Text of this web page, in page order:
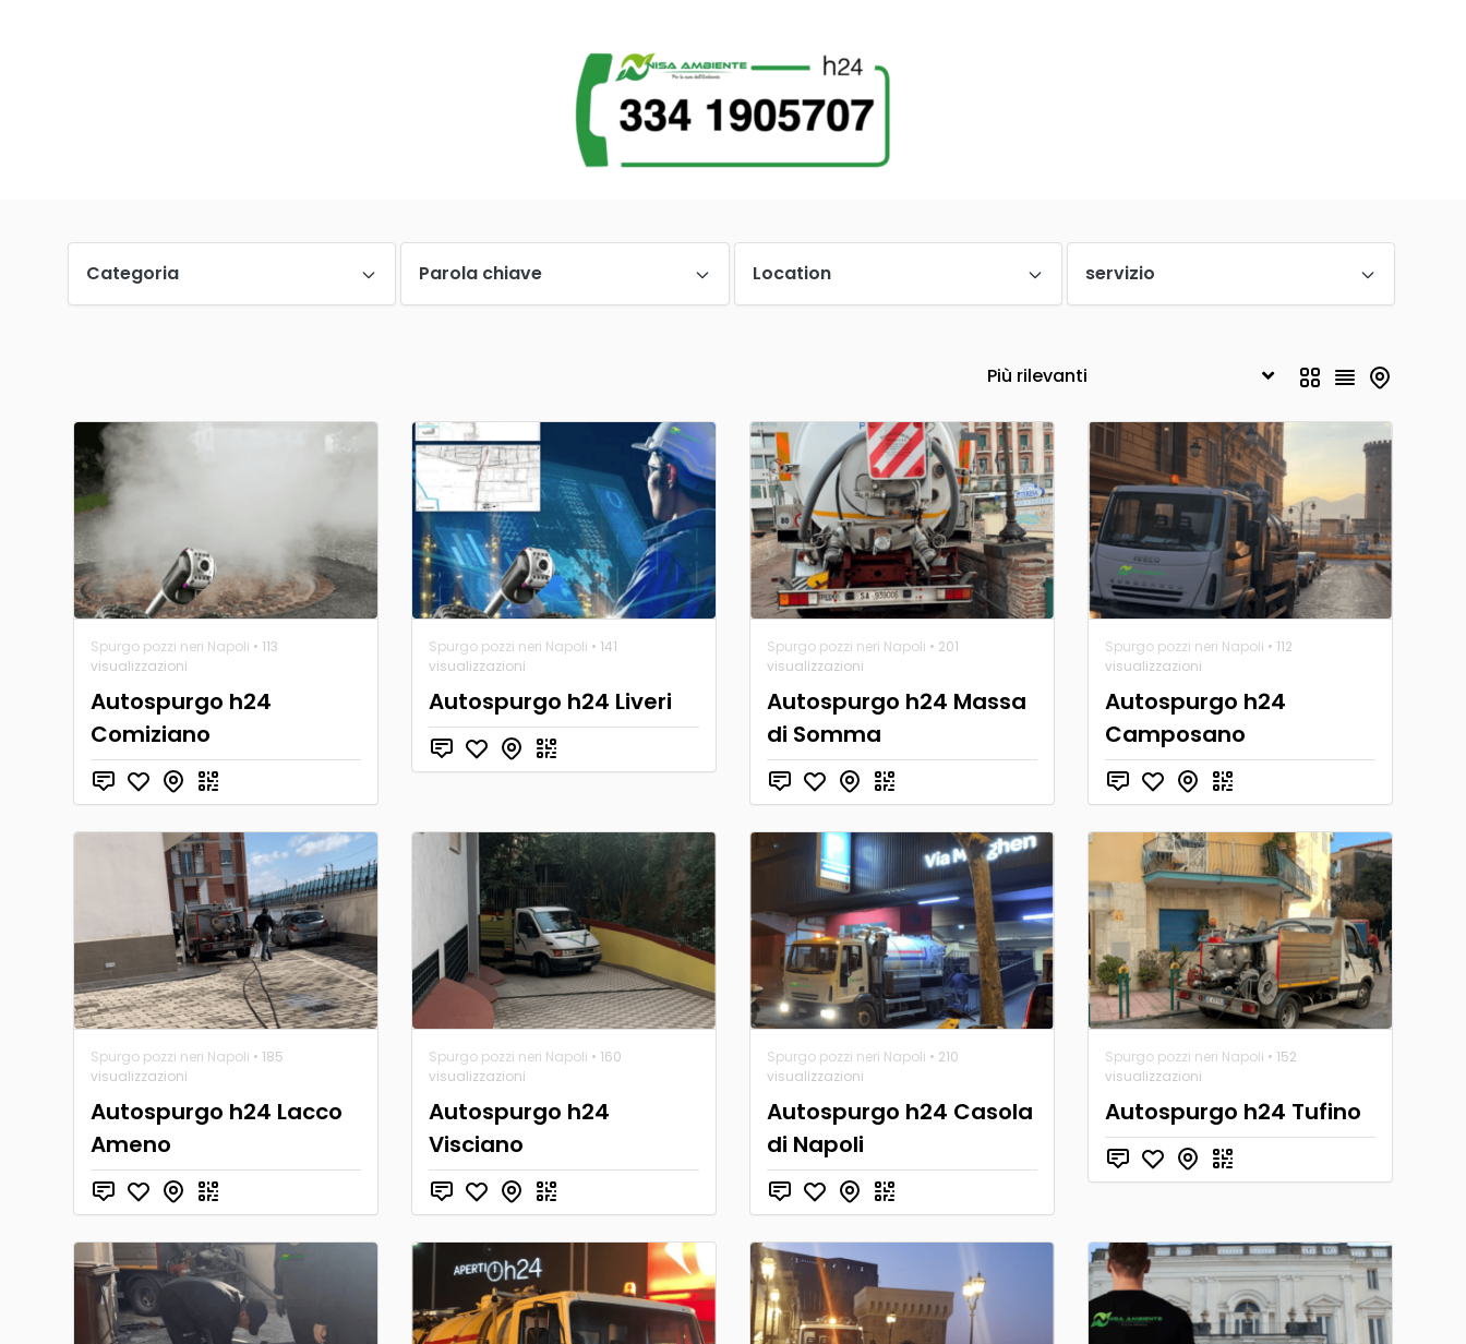
Categoria Parola chiave Location servizio
Spurgo pozzi neri Napoli • 113
visualizzazioni
Autospurgo h24
Comiziano
Spurgo pozzi neri Napoli • 141
visualizzazioni
Autospurgo h24 Liveri
Spurgo pozzi neri Napoli • 201
visualizzazioni
Autospurgo h24 Massa
di Somma
Spurgo pozzi neri Napoli • 112
visualizzazioni
Autospurgo h24
Camposano
Spurgo pozzi neri Napoli • 185
visualizzazioni
Autospurgo h24 Lacco
Ameno
Spurgo pozzi neri Napoli • 160
visualizzazioni
Autospurgo h24
Visciano
Spurgo pozzi neri Napoli • 210
visualizzazioni
Autospurgo h24 Casola
di Napoli
Spurgo pozzi neri Napoli • 152
visualizzazioni
Autospurgo h24 Tufino